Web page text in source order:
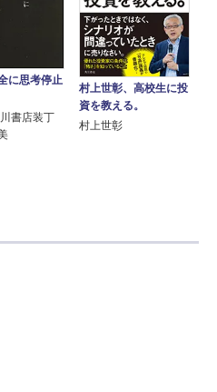
に思考停止
書店装丁
村上世彰、高校生に投
資を教える。
村上世彰